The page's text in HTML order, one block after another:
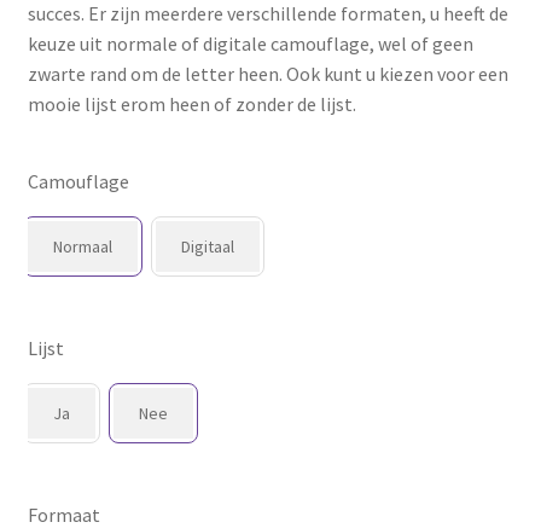
succes. Er zijn meerdere verschillende formaten, u heeft de
keuze uit normale of digitale camouflage, wel of geen
zwarte rand om de letter heen. Ook kunt u kiezen voor een
mooie lijst erom heen of zonder de lijst.
Camouflage
Normaal Digitaal
Lijst
Ja Nee
Formaat